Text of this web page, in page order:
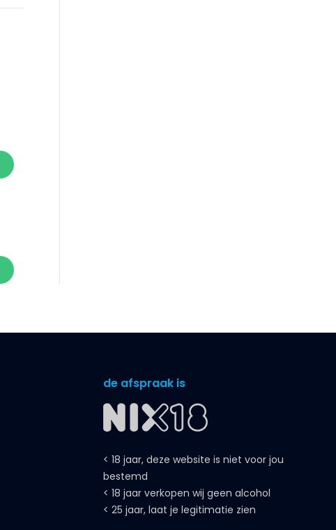
de afspraak is
< 18 jaar, deze website is niet voor jou
bestemd
< 18 jaar verkopen wij geen alcohol
< 25 jaar, laat je legitimatie zien